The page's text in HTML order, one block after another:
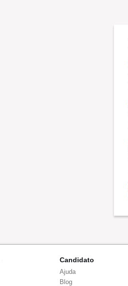
Candidato
Ajuda
Blog